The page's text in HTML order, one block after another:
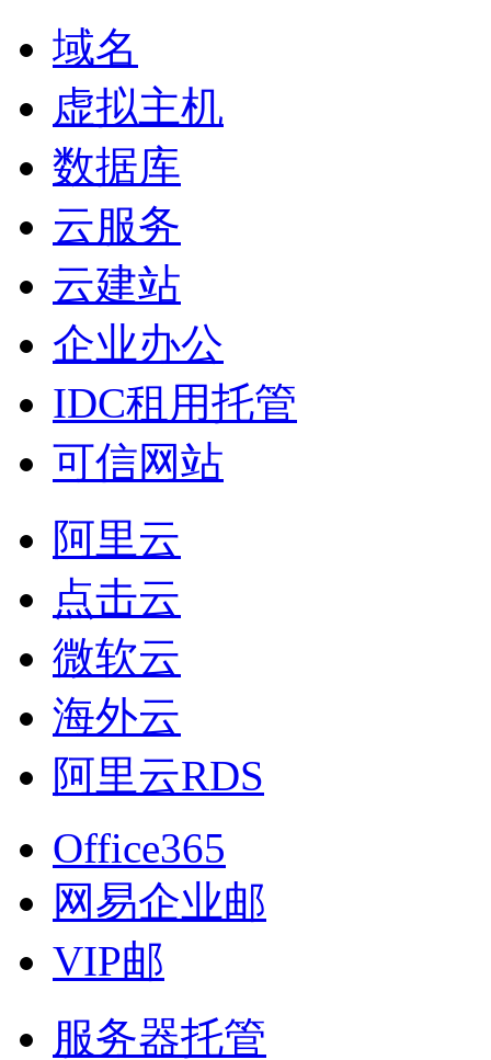
域名
虚拟主机
数据库
云服务
云建站
企业办公
IDC租用托管
可信网站
阿里云
点击云
微软云
海外云
阿里云RDS
Office365
网易企业邮
VIP邮
服务器托管